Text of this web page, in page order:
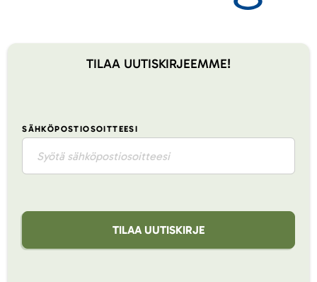
TILAA UUTISKIRJEEMME!
SÄHKÖPOSTIOSOITTEESI
TILAA UUTISKIRJE